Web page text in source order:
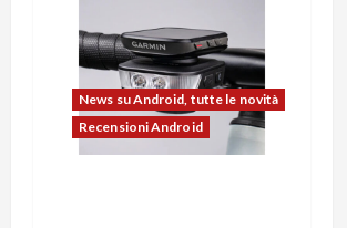
o News su Android, tutte le novità
Recensioni Android